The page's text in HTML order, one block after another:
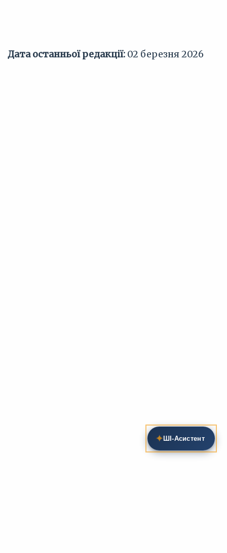
Дата останньої редакції: 02 березня 2026
✦ ШІ‑Асистент